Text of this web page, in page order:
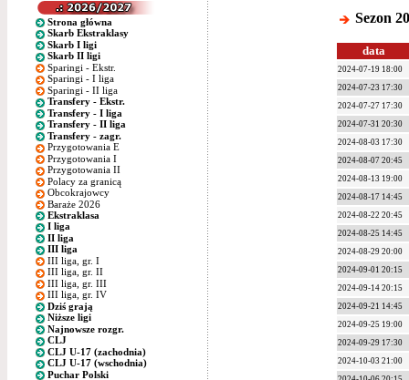
Strona główna
Skarb Ekstraklasy
Skarb I ligi
Skarb II ligi
Sparingi - Ekstr.
Sparingi - I liga
Sparingi - II liga
Transfery - Ekstr.
Transfery - I liga
Transfery - II liga
Transfery - zagr.
Przygotowania E
Przygotowania I
Przygotowania II
Polacy za granicą
Obcokrajowcy
Baraże 2026
Ekstraklasa
I liga
II liga
III liga
III liga, gr. I
III liga, gr. II
III liga, gr. III
III liga, gr. IV
Dziś grają
Niższe ligi
Najnowsze rozgr.
CLJ
CLJ U-17 (zachodnia)
CLJ U-17 (wschodnia)
Puchar Polski
Sezon
data
2024-07-19 18:00
2024-07-23 17:30
2024-07-27 17:30
2024-07-31 20:30
2024-08-03 17:30
2024-08-07 20:45
2024-08-13 19:00
2024-08-17 14:45
2024-08-22 20:45
2024-08-25 14:45
2024-08-29 20:00
2024-09-01 20:15
2024-09-14 20:15
2024-09-21 14:45
2024-09-25 19:00
2024-09-29 17:30
2024-10-03 21:00